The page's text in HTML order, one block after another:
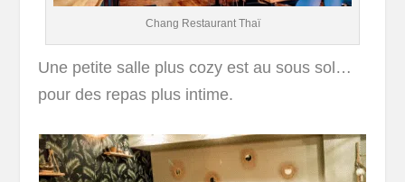
Chang Restaurant Thaï
Une petite salle plus cozy est au sous sol…
pour des repas plus intime.